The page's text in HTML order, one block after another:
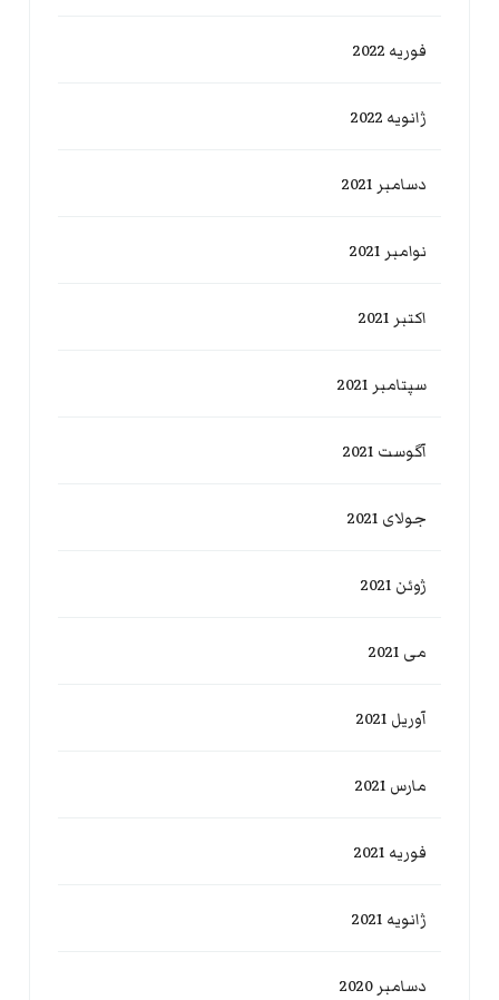
فوریه 2022
ژانویه 2022
دسامبر 2021
نوامبر 2021
اکتبر 2021
سپتامبر 2021
آگوست 2021
جولای 2021
ژوئن 2021
می 2021
آوریل 2021
مارس 2021
فوریه 2021
ژانویه 2021
دسامبر 2020